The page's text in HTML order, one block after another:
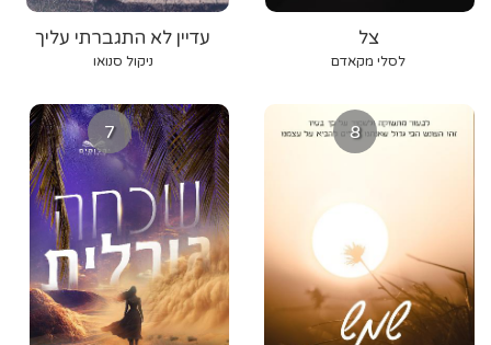
עדיין לא התגברתי עליך
ניקול סנואו
צל
לסלי מקאדם
7 8